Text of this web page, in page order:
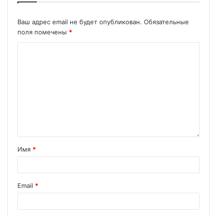
Ваш адрес email не будет опубликован. Обязательные
поля помечены *
Имя *
Email *